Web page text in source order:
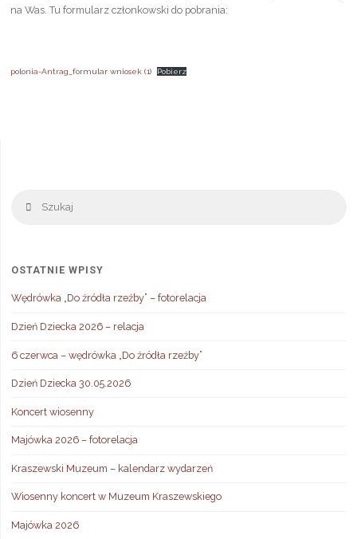
na Was. Tu formularz członkowski do pobrania:
polonia-Antrag_formular wniosek (1) Pobierz
Szukaj
OSTATNIE WPISY
Wędrówka „Do źródła rzeźby” – fotorelacja
Dzień Dziecka 2026 – relacja
6 czerwca – wędrówka „Do źródła rzeźby”
Dzień Dziecka 30.05.2026
Koncert wiosenny
Majówka 2026 – fotorelacja
Kraszewski Muzeum – kalendarz wydarzeń
Wiosenny koncert w Muzeum Kraszewskiego
Majówka 2026